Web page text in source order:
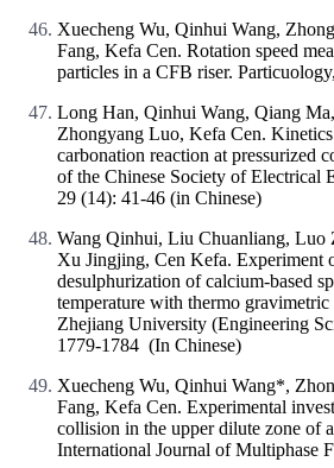
Xuecheng Wu, Qinhui Wang,
Fang, Kefa Cen. Rotation speed
particles in a CFB riser.
Long Han, Qinhui Wang, Qiang
Zhongyang Luo, Kefa Cen.
carbonation reaction at pressurized
of the Chinese Society of Electrical
29 (14): 41-46 (in Chinese)
Wang Qinhui, Liu Chuanliang, Luo
Xu Jingjing, Cen Kefa. Experiment
desulphurization of calcium-based
temperature with thermo
Zhejiang University (Engineering
1779-1784 (In Chinese)
Xuecheng Wu, Qinhui Wang*,
Fang, Kefa Cen. Experimental
collision in the upper dilute zone of
International Journal of Multiphase